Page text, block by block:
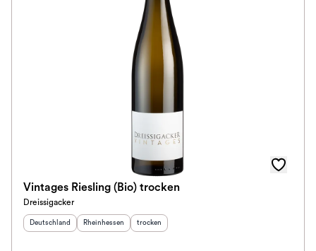
Vintages Riesling (Bio) trocken
Dreissigacker
Herkunftsland
Deutschland Herkunftsregion :
Rheinhessen Geschmack
trocken